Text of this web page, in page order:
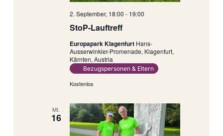
StoP-Lauftreff
2. September, 18:00 - 19:00
Europapark Klagenfurt Hans-
Ausserwinkler-Promenade, Klagenfurt,
Kärnten, Austria
Bezugspersonen & Eltern
Kostenlos
MI.
16